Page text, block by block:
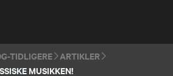
TIDLIGERE
ARTIKLER
MUSIKKEN!